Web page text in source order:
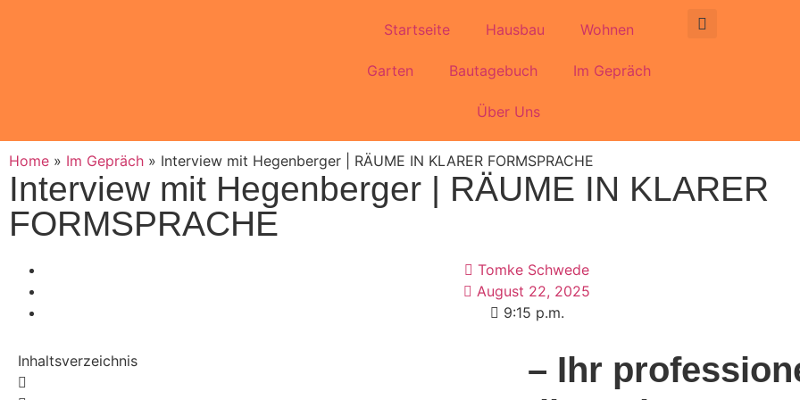
Startseite Hausbau Wohnen
Garten Bautagebuch Im Gepräch
Über Uns
Home » Im Gepräch » Interview mit Hegenberger | RÄUME IN KLARER FORMSPRACHE
Interview mit Hegenberger | RÄUME IN KLARER
FORMSPRACHE
Tomke Schwede
August 22, 2025
9:15 p.m.
Inhaltsverzeichnis
– Ihr